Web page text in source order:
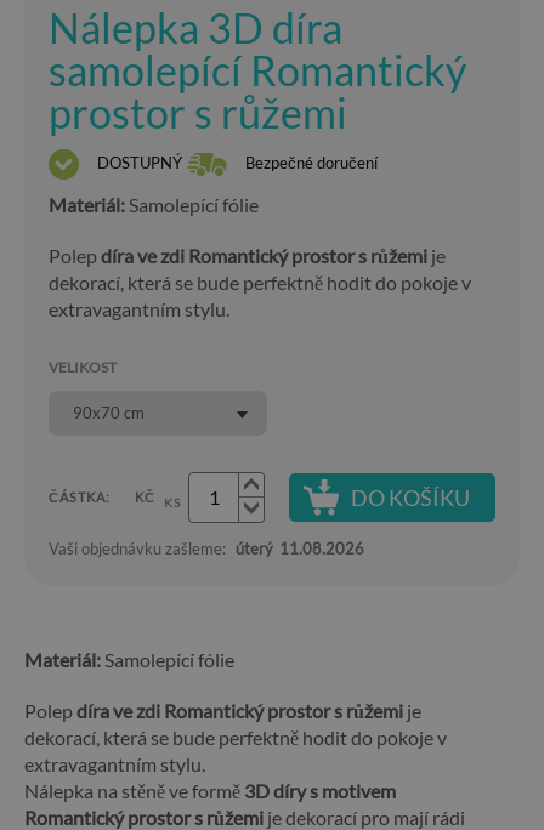
Nálepka 3D díra
samolepící Romantický
prostor s růžemi
DOSTUPNÝ Bezpečné doručení
Materiál: Samolepící fólie
Polep díra ve zdi Romantický prostor s růžemi je
dekorací, která se bude perfektně hodit do pokoje v
extravagantním stylu.
VELIKOST
90x70 cm
ČÁSTKA: KČ KS DO KOŠÍKU
Vaši objednávku zašleme: úterý 11.08.2026
Materiál: Samolepící fólie
Polep díra ve zdi Romantický prostor s růžemi je
dekorací, která se bude perfektně hodit do pokoje v
extravagantním stylu.
Nálepka na stěně ve formě 3D díry s motivem
Romantický prostor s růžemi je dekorací pro mají rádi